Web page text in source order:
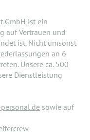
GmbH ist ein
auf Vertrauen und
ist. Nicht umsonst
an 6
Unsere ca. 500
Dienstleistung
sowie auf